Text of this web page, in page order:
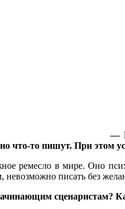
—
что-то пишут. При
ремесло в мире. Оно
писать без
сценаристам?